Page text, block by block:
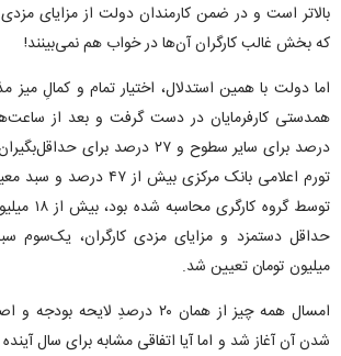
بالاتر است و در ضمن کارمندان دولت از مزایای
که بخش غالب کارگران آن‌ها در خواب هم نمی‌بینند!
درصد برای سایر سطوح و ۲۷ درصد
تورم اعلامی بانک مرکزی
توسط گروه
میلیون تومان تعیین شد.
امسال همه چیز از همان ۲۰ درصدِ
شدن آن آغاز شد و اما آیا اتفاقی مشابه برای سال